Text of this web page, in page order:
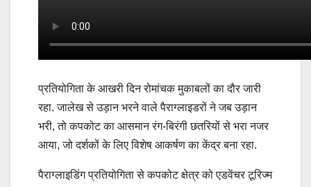
प्रतियोगिता के आखरी दिन रोमांचक मुकाबलों का दौर जारी
रहा. जालेख से उड़ान भरने वाले पैराग्लाइडरों ने जब उड़ान
भरी, तो कपकोट का आसमान रंग-बिरंगी छतरियों से भरा नजर
आया, जो दर्शकों के लिए विशेष आकर्षण का केंद्र बना रहा.
पैराग्लाइडिंग प्रतियोगिता से कपकोट क्षेत्र को एडवेंचर टूरिज्म